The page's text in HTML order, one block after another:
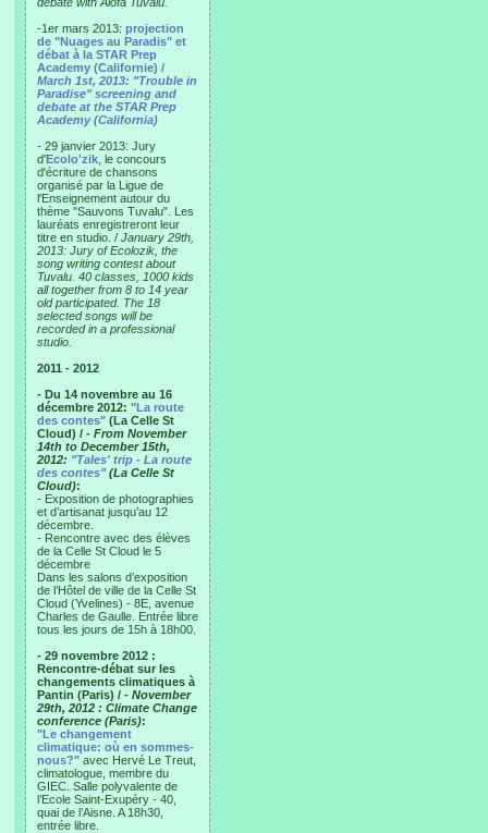
-1er mars 2013: projection
de "Nuages au Paradis" et
débat à la STAR Prep
Academy (Californie) /
March 1st, 2013: "Trouble in
Paradise" screening and
debate at the STAR Prep
Academy (California)
- 29 janvier 2013: Jury
d'Ecolo'zik , le concours
d'écriture de chansons
organisé par la Ligue de
l'Enseignement autour du
thème "Sauvons Tuvalu". Les
lauréats enregistreront leur
titre en studio. / January 29th,
2013: Jury of Ecolozik, the
song writing contest about
Tuvalu. 40 classes, 1000 kids
all together from 8 to 14 year
old participated. The 18
selected songs will be
recorded in a professional
studio.
2011 - 2012
- Du 14 novembre au 16
décembre 2012: "La route
des contes" (La Celle St
Cloud) / - From November
14th to December 15th,
2012: "Tales' trip - La route
des contes"(La Celle St
Cloud):
- Exposition de photographies
et d’artisanat jusqu’au 12
décembre.
- Rencontre avec des élèves
de la Celle St Cloud le 5
décembre
Dans les salons d’exposition
de l’Hôtel de ville de la Celle St
Cloud (Yvelines) - 8E, avenue
Charles de Gaulle. Entrée libre
tous les jours de 15h à 18h00.
- 29 novembre 2012 :
Rencontre-débat sur les
changements climatiques à
Pantin (Paris) / - November
29th, 2012 : Climate Change
conference (Paris):
"Le changement
climatique: où en sommes-
nous?" avec Hervé Le Treut,
climatologue, membre du
GIEC. Salle polyvalente de
l’Ecole Saint-Exupéry - 40,
quai de l’Aisne. A 18h30,
entrée libre.